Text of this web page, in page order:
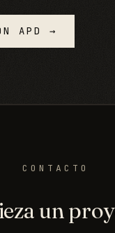
APD →
CONTACTO
un